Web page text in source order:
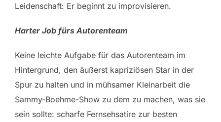
Leidenschaft: Er beginnt zu improvisieren.
Harter Job fürs Autorenteam
Keine leichte Aufgabe für das Autorenteam im
Hintergrund, den äußerst kapriziösen Star in der
Spur zu halten und in mühsamer Kleinarbeit die
Sammy-Boehme-Show zu dem zu machen, was sie
sein sollte: scharfe Fernsehsatire zur besten